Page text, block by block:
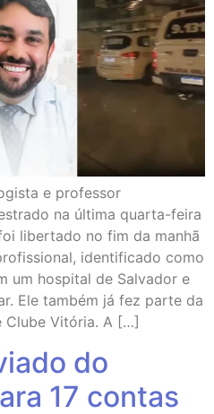
e professor
na última quarta-feira
libertado no fim da manhã
identificado como
um hospital de Salvador e
Ele também já fez parte da
Clube Vitória. A […]
do
17 contas